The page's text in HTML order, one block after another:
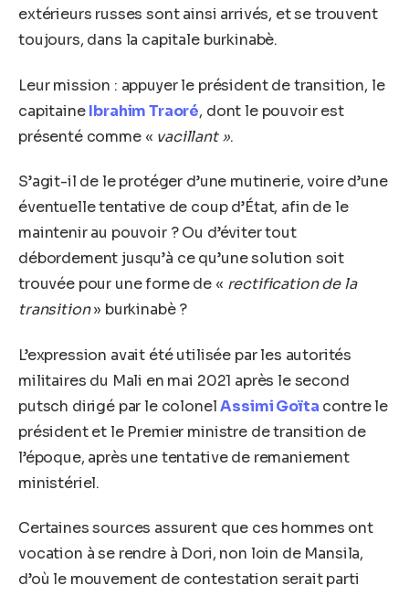
extérieurs russes sont ainsi arrivés, et se trouvent
toujours, dans la capitale burkinabè.
Leur mission : appuyer le président de transition, le
capitaineIbrahim Traoré, dont le pouvoir est
présenté comme « vacillant ».
S’agit-il de le protéger d’une mutinerie, voire d’une
éventuelle tentative de coup d’État, afin de le
maintenir au pouvoir ? Ou d’éviter tout
débordement jusqu’à ce qu’une solution soit
trouvée pour une forme de « rectification de la
transition» burkinabè ?
L’expression avait été utilisée par les autorités
militaires du Mali en mai 2021 après le second
putsch dirigé par le colonelAssimi Goïta contre le
président et le Premier ministre de transition de
l’époque, après une tentative de remaniement
ministériel.
Certaines sources assurent que ces hommes ont
vocation à se rendre à Dori, non loin de Mansila,
d’où le mouvement de contestation serait parti